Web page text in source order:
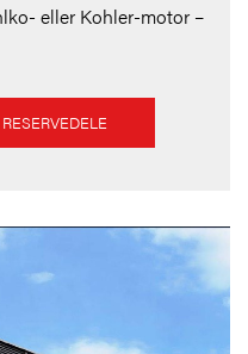
eller Kohler-motor –